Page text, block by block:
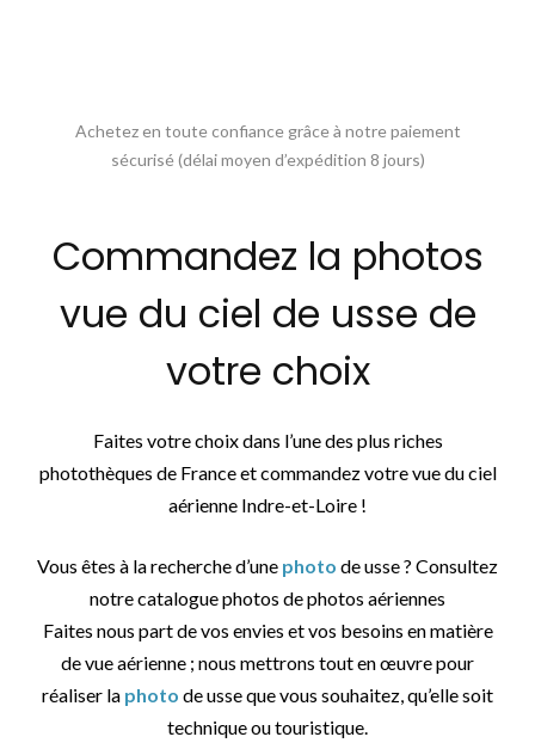
Achetez en toute confiance grâce à notre paiement
sécurisé (délai moyen d’expédition 8 jours)
Commandez la photos
vue du ciel de usse de
votre choix
Faites votre choix dans l’une des plus riches
photothèques de France et commandez votre vue du ciel
aérienne Indre-et-Loire !
Vous êtes à la recherche d’une photo de usse ? Consultez
notre catalogue photos de photos aériennes
Faites nous part de vos envies et vos besoins en matière
de vue aérienne ; nous mettrons tout en œuvre pour
réaliser la photo de usse que vous souhaitez, qu’elle soit
technique ou touristique.